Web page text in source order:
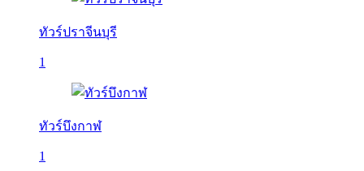
ทัวร์ปราจีนบุรี
1
ทัวร์บึงกาฬ
1